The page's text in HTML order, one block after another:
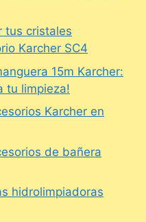
tus cristales
Karcher SC4
15m Karcher:
tu limpieza!
Karcher en
de bañera
hidrolimpiadoras